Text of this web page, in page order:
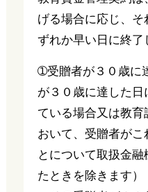
げる場合に応じ、
ずれか早い日に終了
➀受贈者が３０歳に
が３０歳に達した
ている場合又は教
おいて、受贈者がこ
とについて取扱金
たときを除きます）